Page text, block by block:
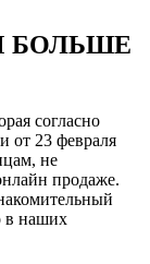
БОЛЬШЕ
согласно
от 23 февраля
не
продаже.
в наших